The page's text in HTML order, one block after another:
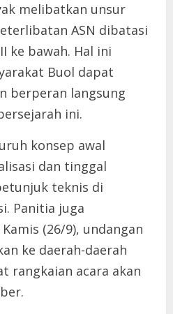
melibatkan unsur
ASN dibatasi
ke bawah. Hal ini
Buol dapat
berperan langsung
ini.
konsep awal
dan tinggal
teknis di
Panitia juga
(26/9), undangan
ke daerah-daerah
rangkaian acara akan